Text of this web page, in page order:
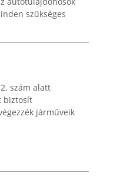
szükséges
szám alatt
biztosít
járműveik